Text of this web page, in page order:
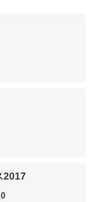
2017